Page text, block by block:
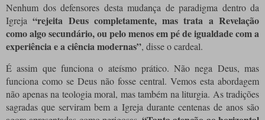
Nenhum dos defensores desta mudança de paradigma dentro da
Igreja“rejeita Deus completamente, mas trata a Revelação
como algo secundário, ou pelo menos em pé de igualdade com a
experiência e a ciência modernas”, disse o cardeal.
É assim que funciona o ateísmo prático. Não nega Deus, mas
funciona como se Deus não fosse central. Vemos esta abordagem
não apenas na teologia moral, mas também na liturgia. As tradições
sagradas que serviram bem a Igreja durante centenas de anos são